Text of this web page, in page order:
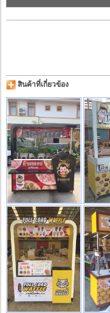
สินค้าที่เกี่ยวข้อง